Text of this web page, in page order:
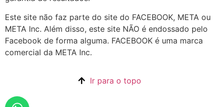
Este site não faz parte do site do FACEBOOK, META ou
META Inc. Além disso, este site NÃO é endossado pelo
Facebook de forma alguma. FACEBOOK é uma marca
comercial da META Inc.
Ir para o topo